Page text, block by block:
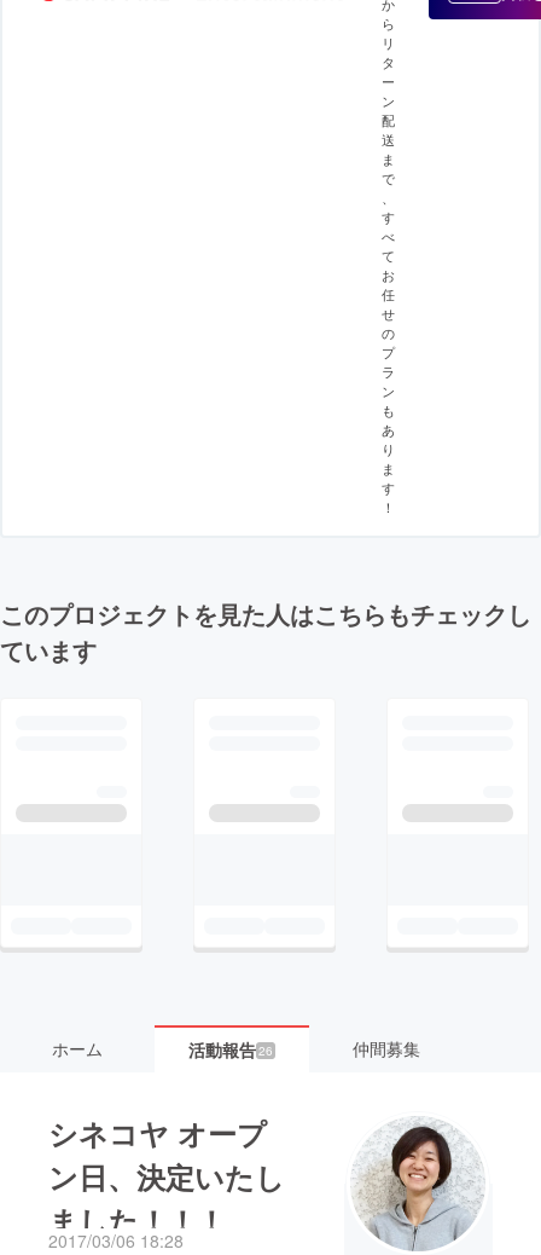
ら
リ
タ
ー
ン
配
送
ま
で
す
べ
て
お
任
せ
の
プ
ラ
ン
も
あ
り
ま
す
！
このプロジェクトを見た人はこちらもチェックし
ています
ホーム 活動報告 26 仲間募集
シネコヤ オープ
ン日、決定いたし
ました！！！
2017/03/06 18:28